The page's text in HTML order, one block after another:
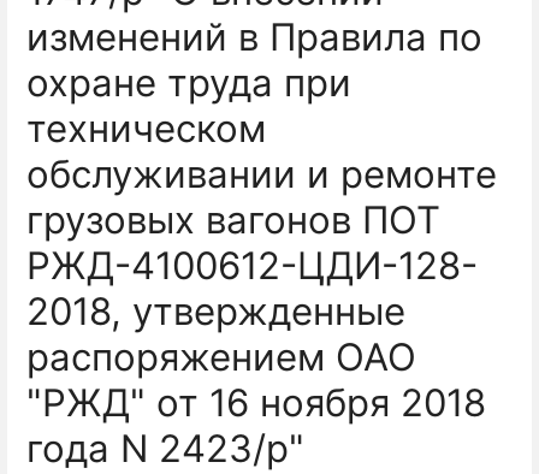
изменений в Правила по
охране труда при
техническом
обслуживании и ремонте
грузовых вагонов ПОТ
РЖД-4100612-ЦДИ-128-
2018, утвержденные
распоряжением ОАО
"РЖД" от 16 ноября 2018
года N 2423/р"